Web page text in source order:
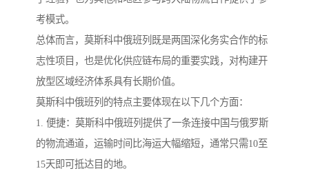
考模式。
总体而言，莫斯科中俄班列既是两国深化务实合作的标
志性项目，也是优化供应链布局的重要实践，对构建开
放型区域经济体系具有长期价值。
莫斯科中俄班列的特点主要体现在以下几个方面：
1. 便捷：莫斯科中俄班列提供了一条连接中国与俄罗斯
的物流通道，运输时间比海运大幅缩短，通常只需10至
15天即可抵达目的地。